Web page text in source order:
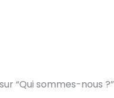
“Qui sommes-nous ?”